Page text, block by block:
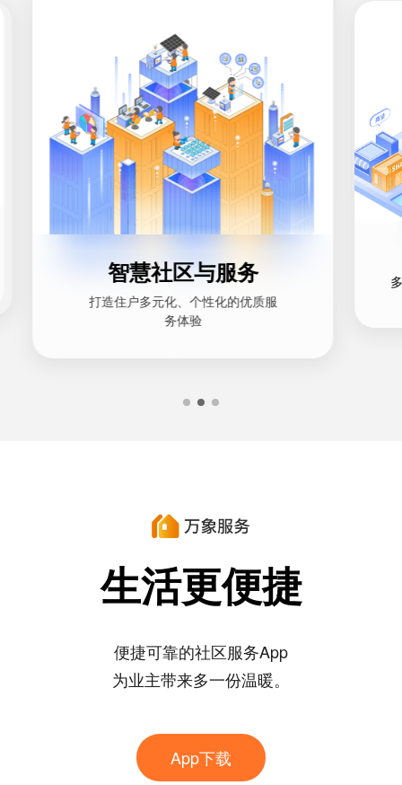
智慧社区与服务
打造住户多元化、个性化的优质服
务体验
生活更便捷
便捷可靠的社区服务App
为业主带来多一份温暖。
App下载